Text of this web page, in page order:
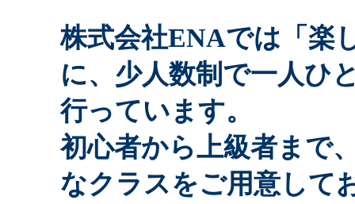
株式会社ENAでは「楽
に、少人数制で一人ひ
行っています。
初心者から上級者まで
なクラスをご用意して